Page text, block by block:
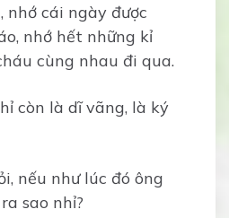
nhớ cái ngày được
nhớ hết những kỉ
cùng nhau đi qua.
còn là dĩ vãng, là ký
nếu như lúc đó ông
sao nhỉ?